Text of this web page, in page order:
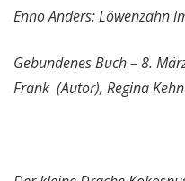
Enno Anders: Löwenzahn
Gebundenes Buch – 8.
Frank (Autor), Regina